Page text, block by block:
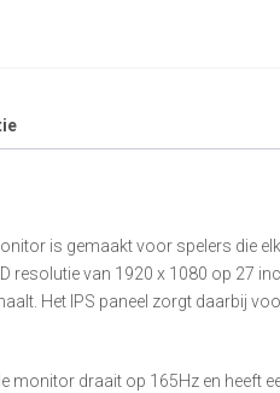
is gemaakt voor spelers die
resolutie van 1920 x 1080 op 27
Het IPS paneel zorgt daarbij
monitor draait op 165Hz en